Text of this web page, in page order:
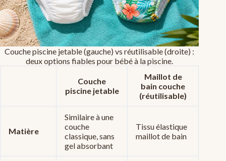
Couche piscine jetable (gauche) vs réutilisable (droite) :
deux options fiables pour bébé à la piscine.
Couche
piscine jetable
Maillot de
bain couche
(réutilisable)
Matière
Similaire à une
couche
classique, sans
gel absorbant
Tissu élastique
maillot de bain